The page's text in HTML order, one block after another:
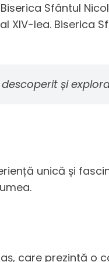
Sfântul
lea. Biserica
și
unică și
care prezintă o